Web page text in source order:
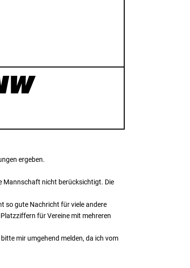
ergeben.
Mannschaft nicht berücksichtigt. Die
so gute Nachricht für viele andere
für Vereine mit mehreren
mir umgehend melden, da ich vom